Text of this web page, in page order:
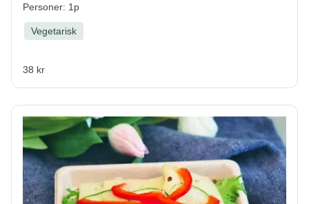
Personer: 1p
Vegetarisk
38 kr